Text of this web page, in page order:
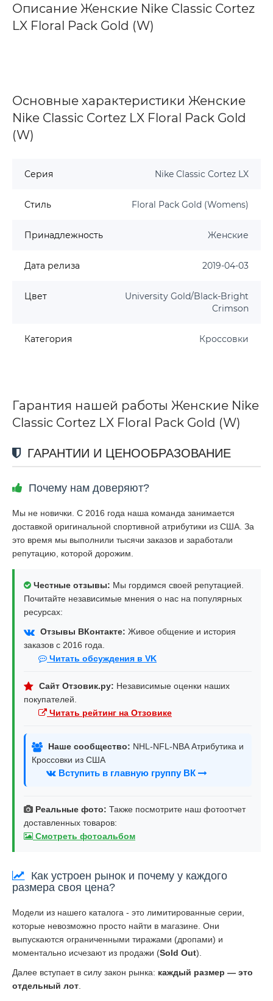
Описание Женские Nike Classic Cortez
LX Floral Pack Gold (W)
Основные характеристики Женские
Nike Classic Cortez LX Floral Pack Gold
(W)
Серия Nike Classic Cortez LX
Стиль Floral Pack Gold (Womens)
Принадлежность Женские
Дата релиза 2019-04-03
Цвет
University Gold/Black-Bright
Crimson
Категория Кроссовки
Гарантия нашей работы Женские Nike
Classic Cortez LX Floral Pack Gold (W)
ГАРАНТИИ И ЦЕНООБРАЗОВАНИЕ
Почему нам доверяют?
Мы не новички. С 2016 года наша команда занимается
доставкой оригинальной спортивной атрибутики из США. За
это время мы выполнили тысячи заказов и заработали
репутацию, которой дорожим.
Честные отзывы: Мы гордимся своей репутацией.
Почитайте независимые мнения о нас на популярных
ресурсах:
Отзывы ВКонтакте: Живое общение и история
заказов с 2016 года.
Читать обсуждения в VK
Сайт Отзовик.ру: Независимые оценки наших
покупателей.
Читать рейтинг на Отзовике
Наше сообщество: NHL-NFL-NBA Атрибутика и
Кроссовки из США
Вступить в главную группу ВК
Реальные фото: Также посмотрите наш фотоотчет
доставленных товаров:
Смотреть фотоальбом
Как устроен рынок и почему у каждого
размера своя цена?
Модели из нашего каталога - это лимитированные серии,
которые невозможно просто найти в магазине. Они
выпускаются ограниченными тиражами (дропами) и
моментально исчезают из продажи (Sold Out).
Далее вступает в силу закон рынка: каждый размер — это
отдельный лот